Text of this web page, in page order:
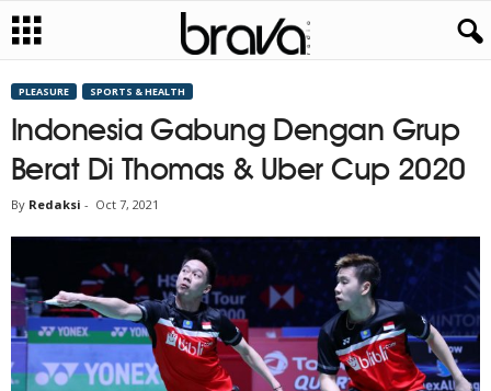
PLEASURE SPORTS & HEALTH
Indonesia Gabung Dengan Grup
Berat Di Thomas & Uber Cup 2020
By Redaksi - Oct 7, 2021